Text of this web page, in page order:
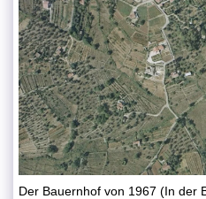
Der Bauernhof von 1967 (In der